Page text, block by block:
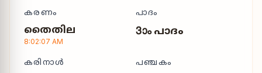
കരണം
തൈതില
8:02:07 AM
പാദം
3ാം പാദം
കരിനാൾ പഞ്ചകം